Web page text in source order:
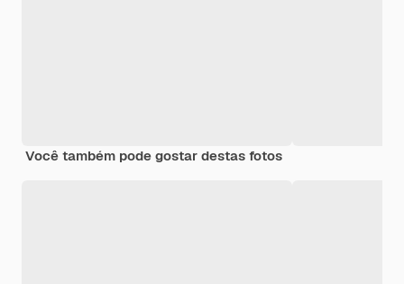
Você também pode gostar destas fotos